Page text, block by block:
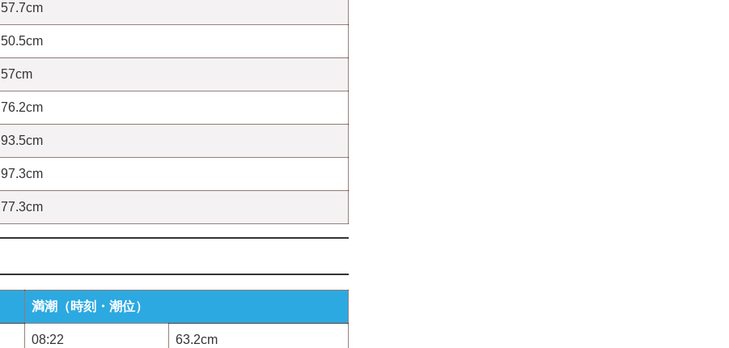
57.7cm
50.5cm
57cm
76.2cm
93.5cm
97.3cm
77.3cm
満潮（時刻・潮位）
08:22 63.2cm